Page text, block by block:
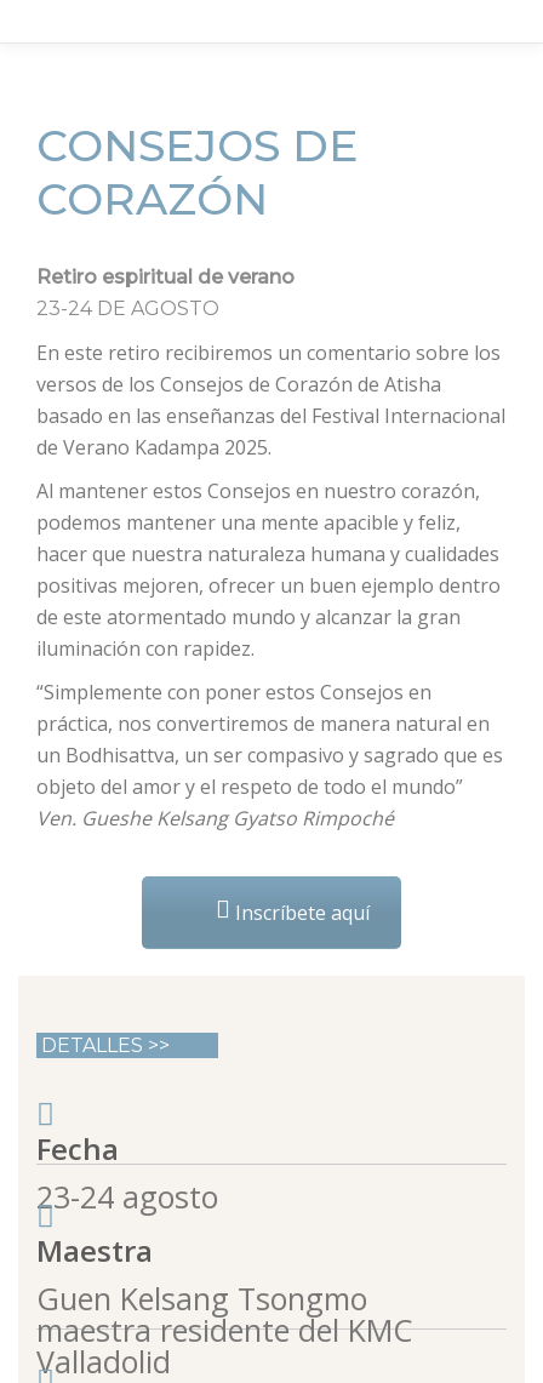
CONSEJOS DE
CORAZÓN
Retiro espiritual de verano
23-24 DE AGOSTO
En este retiro recibiremos un comentario sobre los
versos de los Consejos de Corazón de Atisha
basado en las enseñanzas del Festival Internacional
de Verano Kadampa 2025.
Al mantener estos Consejos en nuestro corazón,
podemos mantener una mente apacible y feliz,
hacer que nuestra naturaleza humana y cualidades
positivas mejoren, ofrecer un buen ejemplo dentro
de este atormentado mundo y alcanzar la gran
iluminación con rapidez.
“Simplemente con poner estos Consejos en
práctica, nos convertiremos de manera natural en
un Bodhisattva, un ser compasivo y sagrado que es
objeto del amor y el respeto de todo el mundo”
Ven. Gueshe Kelsang Gyatso Rimpoché
Inscríbete aquí
DETALLES >>
Fecha
23-24 agosto
Maestra
Guen Kelsang Tsongmo
maestra residente del KMC
Valladolid